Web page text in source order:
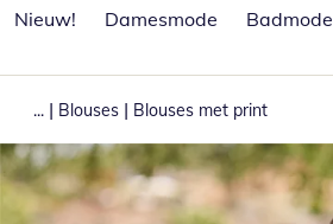
Nieuw!
Damesmode Badmode
... | Blouses | Blouses met print